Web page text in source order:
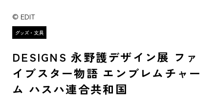
© EDIT
DESIGNS 永野護デザイン展 ファ
イブスター物語 エンブレムチャー
ム ハスハ連合共和国